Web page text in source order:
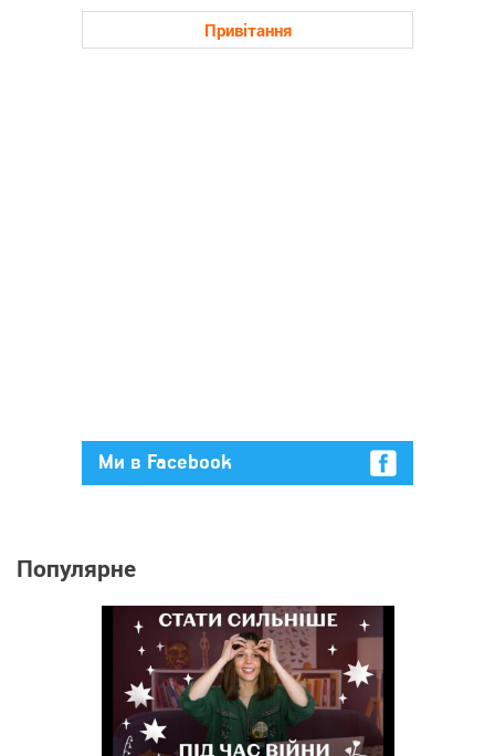
Привітання
Ми в Facebook
Популярне
190